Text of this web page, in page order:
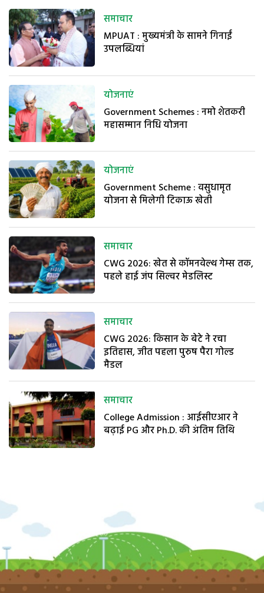
समाचार
MPUAT : मुख्यमंत्री के सामने गिनाईं
उपलब्धियां
योजनाएं
Government Schemes : नमो शेतकरी
महासम्मान निधि योजना
योजनाएं
Government Scheme : वसुधामृत
योजना से मिलेगी टिकाऊ खेती
समाचार
CWG 2026: खेत से कॉमनवेल्थ गेम्स तक,
पहले हाई जंप सिल्वर मेडलिस्ट
समाचार
CWG 2026: किसान के बेटे ने रचा
इतिहास, जीत पहला पुरुष पैरा गोल्ड
मैडल
समाचार
College Admission : आईसीएआर ने
बढ़ाई PG और Ph.D. की अंतिम तिथि